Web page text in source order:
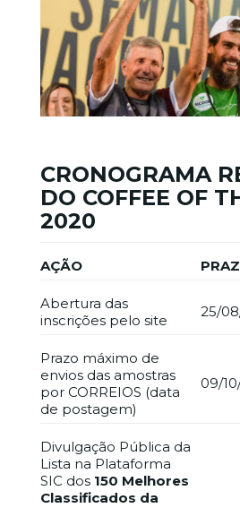
CRONOGRAMA
DO COFFEE OF
2020
AÇÃO
Abertura das
inscrições pelo site
25/
Prazo máximo de
envios das amostras
por CORREIOS (data
de postagem)
09/
Divulgação Pública da
Lista na Plataforma
SIC dos 150 Melhores
Classificados da